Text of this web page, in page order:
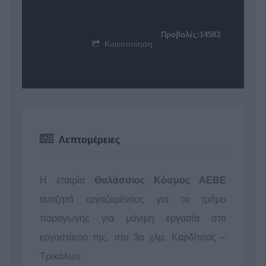
Προβολές:14583
Κοινοποίηση
Λεπτομέρειες
Η εταιρία Θαλάσσιος Κόσμος ΑΕΒΕ
αναζητά εργαζoμένους για το τμήμα
παραγωγής για μόνιμη εργασία στο
εργοστάσιό της, στο 3ο χλμ. Καρδίτσας –
Τρικάλων.